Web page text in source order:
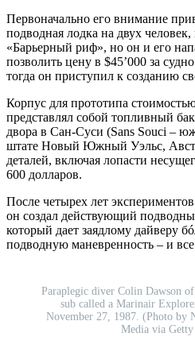
Первоначально его внимание
подводная лодка на двух
«Барьерный риф», но он и его
позволить цену в $45’000 за
тогда он приступил к созданию
Корпус для прототипа
представлял собой топливный
двора в Сан-Суси (Sans Souci –
штате Новый Южный Уэльс,
деталей, включая лопасти
600 долларов.
После четырех лет
он создал действующий
который дает заядлому дайверу
подводную маневренность – и
Paraplegic diver Colin Dawson
sub called a Marinair
November 27, 1987. (Photo by
Media via Getty